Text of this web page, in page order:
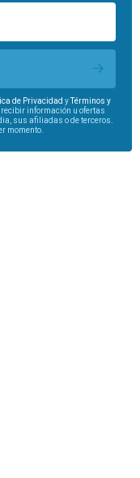
de Privacidad yTérminos y
información u ofertas
sus afiliadas o de terceros.
momento.